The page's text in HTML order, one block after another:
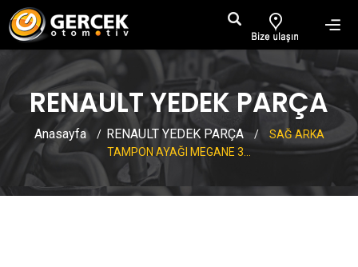
RENAULT YEDEK PARÇA
Anasayfa / RENAULT YEDEK PARÇA /
SAĞ ARKA
TAMPON AYAĞI MEGANE 3...